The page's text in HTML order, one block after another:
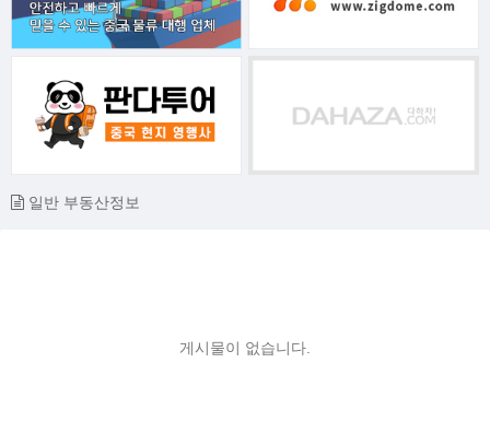
일반 부동산정보
게시물이 없습니다.